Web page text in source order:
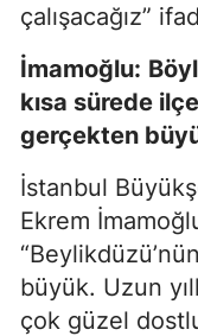
çalışacağız”
İmamoğlu:
kısa sürede
gerçekten
İstanbul
Ekrem
büyük. Uzun
çok güzel